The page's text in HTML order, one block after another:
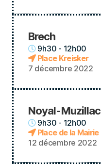
Brech
9h30 - 12h00
Place Kreisker
7 décembre 2022
Noyal-Muzillac
9h30 - 12h00
Place de la Mairie
12 décembre 2022